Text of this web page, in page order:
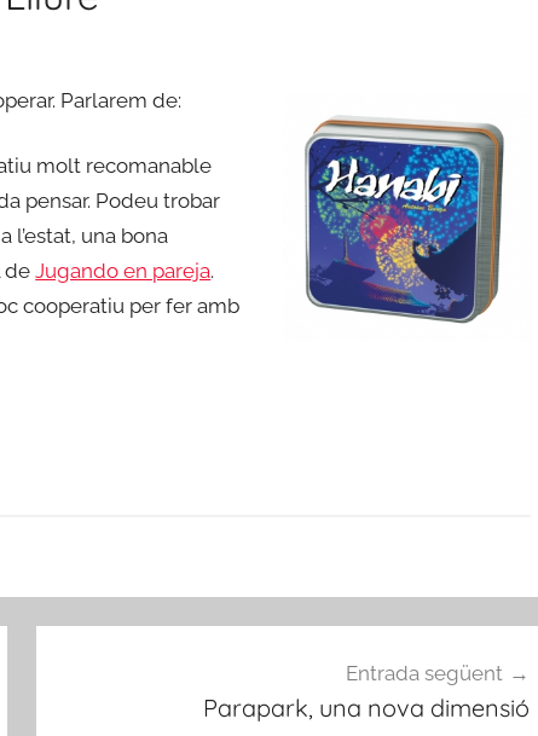
Parlarem de:
molt recomanable
pensar. Podeu trobar
l’estat, una bona
deJugando en pareja.
cooperatiu per fer amb
Entrada següent
Parapark, una nova dimensió